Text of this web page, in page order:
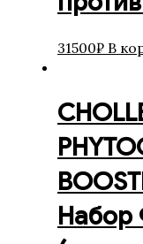
31500₽ В
Набор